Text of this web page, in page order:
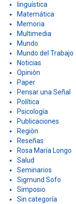
linguística
Matemática
Memoria
Multimedia
Mundo
Mundo del Trabajo
Noticias
Opiniòn
Paper
Pensar una Señal
Política
Psicología
Publicaciones
Regiòn
Reseñas
Rosa María Longo
Salud
Seminarios
Sigmund Sofo
Simposio
Sin categoría